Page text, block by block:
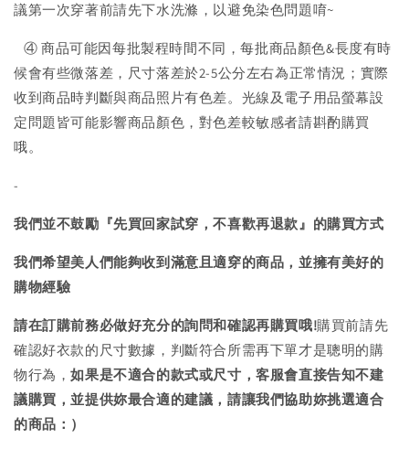
議第一次穿著前請先下水洗滌，以避免染色問題唷~
④ 商品可能因每批製程時間不同，每批商品顏色&長度有時
候會有些微落差，尺寸落差於2-5公分左右為正常情況；實際
收到商品時判斷與商品照片有色差。光線及電子用品螢幕設
定問題皆可能影響商品顏色，對色差較敏感者請斟酌購買
哦。
-
我們並不鼓勵『先買回家試穿，不喜歡再退款』的購買方式
我們希望美人們能夠收到滿意且適穿的商品，並擁有美好的
購物經驗
請在訂購前務必做好充分的詢問和確認再購買哦!購買前請先
確認好衣款的尺寸數據，判斷符合所需再下單才是聰明的購
物行為，如果是不適合的款式或尺寸，客服會直接告知不建
議購買，並提供妳最合適的建議，請讓我們協助妳挑選適合
的商品：）